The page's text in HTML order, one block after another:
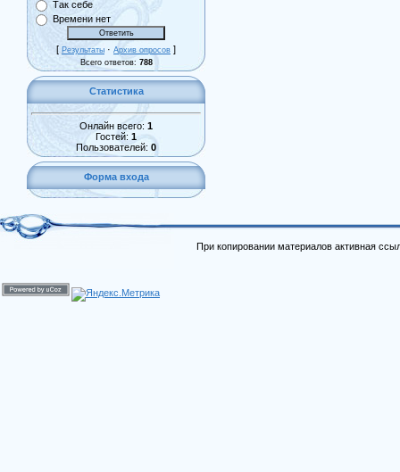
Так себе
Времени нет
[ Результаты · Архив опросов ]
Всего ответов: 788
Статистика
Онлайн всего: 1
Гостей: 1
Пользователей: 0
Форма входа
При копировании материалов активная